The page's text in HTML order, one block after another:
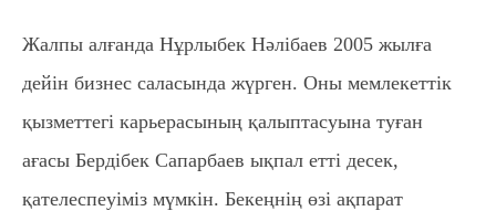
Жалпы алғанда Нұрлыбек Нәлібаев 2005 жылға
дейін бизнес саласында жүрген. Оны мемлекеттік
қызметтегі карьерасының қалыптасуына туған
ағасы Бердібек Сапарбаев ықпал етті десек,
қателеспеуіміз мүмкін. Бекеңнің өзі ақпарат